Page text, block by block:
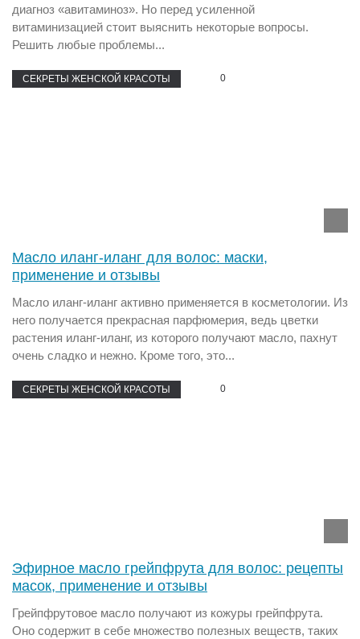
диагноз «авитаминоз». Но перед усиленной
витаминизацией стоит выяснить некоторые вопросы.
Решить любые проблемы...
СЕКРЕТЫ ЖЕНСКОЙ КРАСОТЫ 0
Масло иланг-иланг для волос: маски,
применение и отзывы
Масло иланг-иланг активно применяется в косметологии. Из
него получается прекрасная парфюмерия, ведь цветки
растения иланг-иланг, из которого получают масло, пахнут
очень сладко и нежно. Кроме того, это...
СЕКРЕТЫ ЖЕНСКОЙ КРАСОТЫ 0
Эфирное масло грейпфрута для волос: рецепты
масок, применение и отзывы
Грейпфрутовое масло получают из кожуры грейпфрута.
Оно содержит в себе множество полезных веществ, таких